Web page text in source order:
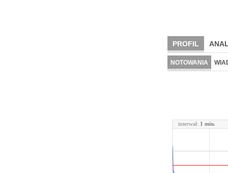
PROFIL
NOTOWANIA
interwał: 1 min.